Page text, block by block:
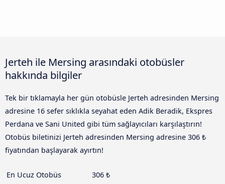
Jerteh ile Mersing arasındaki otobüsler
hakkında bilgiler
Tek bir tıklamayla her gün otobüsle Jerteh adresinden Mersing
adresine 16 sefer sıklıkla seyahat eden Adik Beradik, Ekspres
Perdana ve Sani United gibi tüm sağlayıcıları karşılaştırın!
Otobüs biletinizi Jerteh adresinden Mersing adresine 306 ₺
fiyatından başlayarak ayırtın!
En Ucuz Otobüs 306 ₺